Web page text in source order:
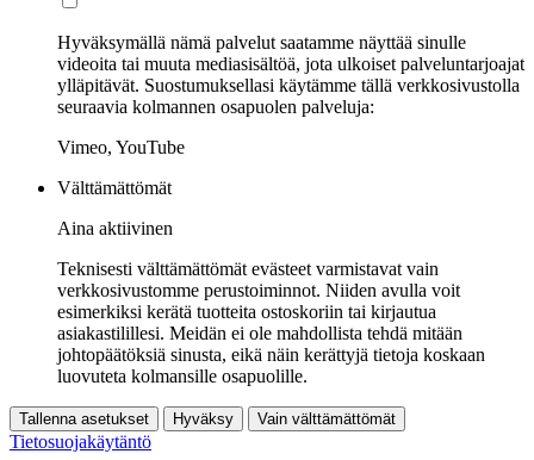
Hyväksymällä nämä palvelut saatamme näyttää sinulle
videoita tai muuta mediasisältöä, jota ulkoiset palveluntarjoajat
ylläpitävät. Suostumuksellasi käytämme tällä verkkosivustolla
seuraavia kolmannen osapuolen palveluja:
Vimeo, YouTube
Välttämättömät
Aina aktiivinen
Teknisesti välttämättömät evästeet varmistavat vain
verkkosivustomme perustoiminnot. Niiden avulla voit
esimerkiksi kerätä tuotteita ostoskoriin tai kirjautua
asiakastilillesi. Meidän ei ole mahdollista tehdä mitään
johtopäätöksiä sinusta, eikä näin kerättyjä tietoja koskaan
luovuteta kolmansille osapuolille.
Tallenna asetukset Hyväksy Vain välttämättömät
Tietosuojakäytäntö